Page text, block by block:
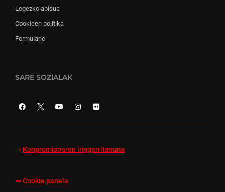
Legezko abisua
Cookieen politika
Formulario
SARE SOZIALAK
⇒ Konpromisoaren irisgarritasuna
⇒ Cookie panela